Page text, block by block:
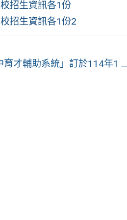
招生資訊各1份
招生資訊各1份2
才輔助系統」訂於114年1 ...